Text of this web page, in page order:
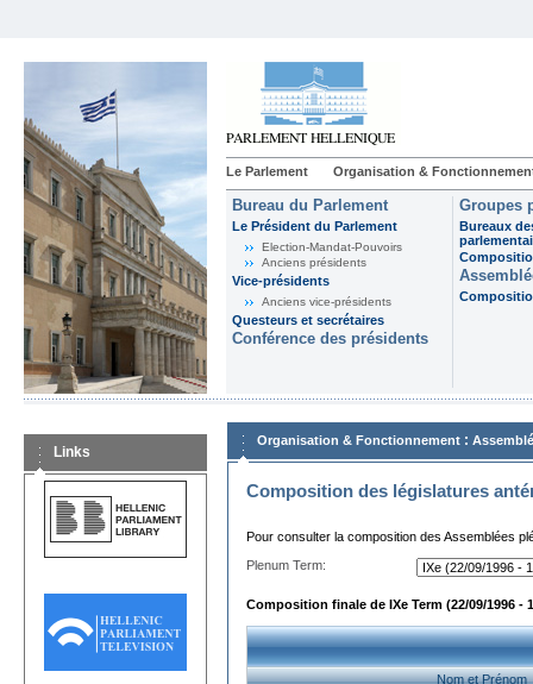
Le Parlement Organisation &
Bureau du Parlement
Le Président du Parlement
Election-Mandat-Pouvoirs
Anciens présidents
Vice-présidents
Anciens vice-présidents
Questeurs et secrétaires
Conférence des présidents
Groupes
Bureaux
Links
Organisation & Fonctionnement :
Composition des législatures
Pour consulter la composition des Assemblées
Plenum Term:
Composition finale de IXe Term (22/09/1996 -
Nom et Prénom